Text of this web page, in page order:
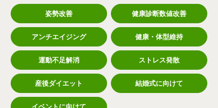
姿勢改善 健康診断数値改善
アンチエイジング 健康・体型維持
運動不足解消 ストレス発散
産後ダイエット 結婚式に向けて